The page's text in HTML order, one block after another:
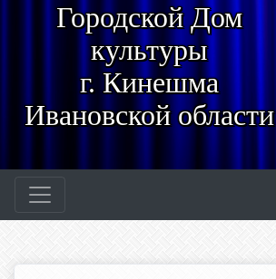
Городской Дом
культуры
г. Кинешма
Ивановской области